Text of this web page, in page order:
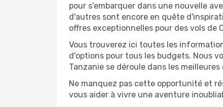
pour s'embarquer dans une nouvelle
d'autres sont encore en quête
offres exceptionnelles pour des vols de
Vous trouverez ici toutes les
d'options pour tous les budgets. Nous
Tanzanie se déroule dans les
Ne manquez pas cette opportunité et
vous aider à vivre une aventure